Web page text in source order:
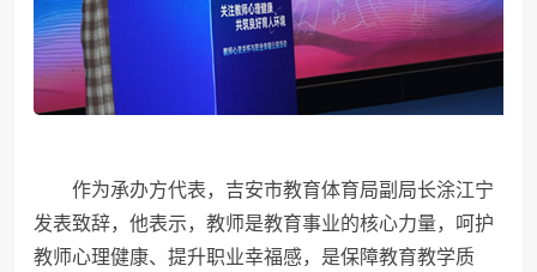
作为承办方代表，吉安市教育体育局副局长涂江宁
发表致辞，他表示，教师是教育事业的核心力量，呵护
教师心理健康、提升职业幸福感，是保障教育教学质